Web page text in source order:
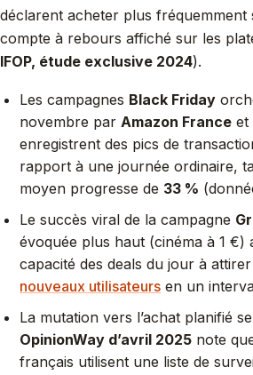
déclarent acheter plus fréquemment
compte à rebours affiché sur les
IFOP, étude exclusive 2024).
Les campagnes Black Friday
novembre par Amazon France et
enregistrent des pics de
rapport à une journée ordinaire,
moyen progresse de 33 %
Le succès viral de la campagne
évoquée plus haut (cinéma à 1 €)
capacité des deals du jour à attirer
nouveaux utilisateurs en un
La mutation vers l’achat planifié
OpinionWay d’avril 2025 note
français utilisent une liste de